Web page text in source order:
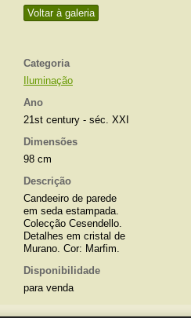
Voltar à galeria
Categoria
Iluminação
Ano
21st century - séc. XXI
Dimensões
98 cm
Descrição
Candeeiro de parede
em seda estampada.
Colecção Cesendello.
Detalhes em cristal de
Murano. Cor: Marfim.
Disponibilidade
para venda